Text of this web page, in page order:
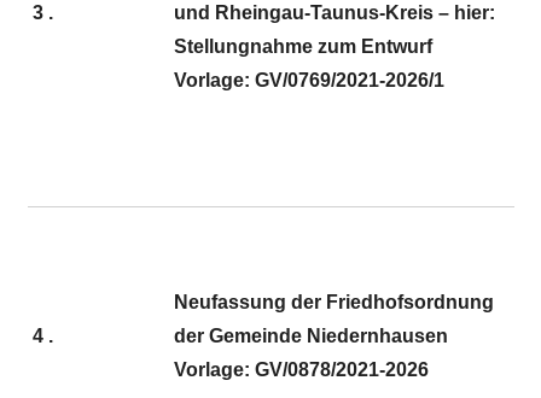
3 .
und Rheingau-Taunus-Kreis – hier:
Stellungnahme zum Entwurf
Vorlage: GV/0769/2021-2026/1
4 .
Neufassung der Friedhofsordnung
der Gemeinde Niedernhausen
Vorlage: GV/0878/2021-2026